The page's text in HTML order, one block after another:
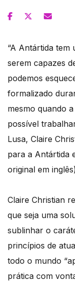
“A Antártida tem
serem capazes
podemos
formalizado
mesmo quando
possível
Lusa, Claire
para a Antártida
original em
Claire Christian
que seja uma
sublinhar o
princípios de
todo o mundo
prática com